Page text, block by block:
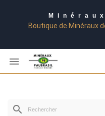
Boutique de Minéraux

search